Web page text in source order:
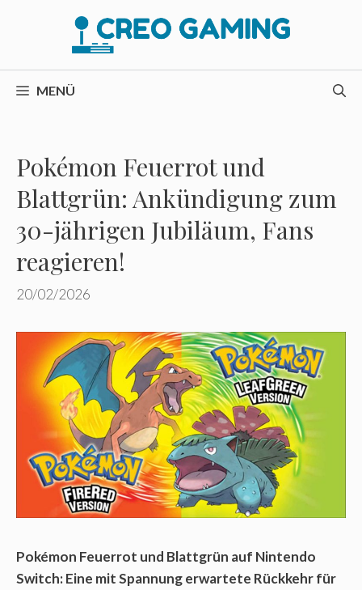
MENÜ
Pokémon Feuerrot und
Blattgrün: Ankündigung zum
30-jährigen Jubiläum, Fans
reagieren!
20/02/2026
Pokémon Feuerrot und Blattgrün auf Nintendo
Switch: Eine mit Spannung erwartete Rückkehr für